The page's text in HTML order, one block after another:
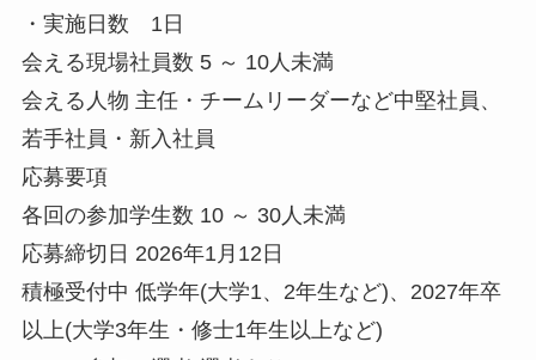
・実施日数 1日
会える現場社員数 5 ～ 10人未満
会える人物 主任・チームリーダーなど中堅社員、
若手社員・新入社員
応募要項
各回の参加学生数 10 ～ 30人未満
応募締切日 2026年1月12日
積極受付中 低学年(大学1、2年生など)、2027年卒
以上(大学3年生・修士1年生以上など)